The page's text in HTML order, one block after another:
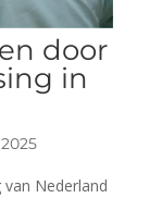
door
in
2025
Nederland